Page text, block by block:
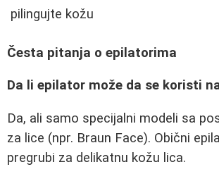
pilingujte kožu
Česta pitanja o epilatorima
Da li epilator može da se koristi
Da, ali samo specijalni modeli sa
za lice (npr. Braun Face). Obični
pregrubi za delikatnu kožu lica.